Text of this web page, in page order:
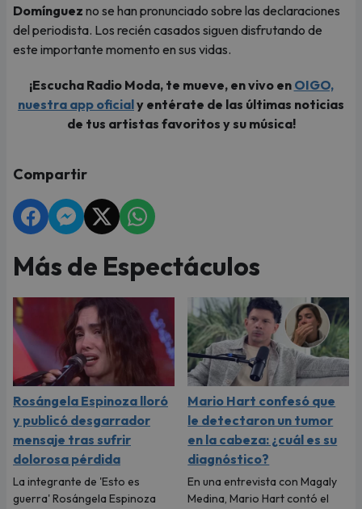
Domínguez no se han pronunciado sobre las declaraciones
del periodista. Los recién casados siguen disfrutando de
este importante momento en sus vidas.
¡Escucha Radio Moda, te mueve, en vivo en OIGO,
nuestra app oficialy entérate de las últimas noticias
de tus artistas favoritos y su música!
Compartir
Más de Espectáculos
Rosángela Espinoza lloró
y publicó desgarrador
mensaje tras sufrir
dolorosa pérdida
La integrante de 'Esto es
guerra' Rosángela Espinoza
Mario Hart confesó que
le detectaron un tumor
en la cabeza: ¿cuál es su
diagnóstico?
En una entrevista con Magaly
Medina, Mario Hart contó el